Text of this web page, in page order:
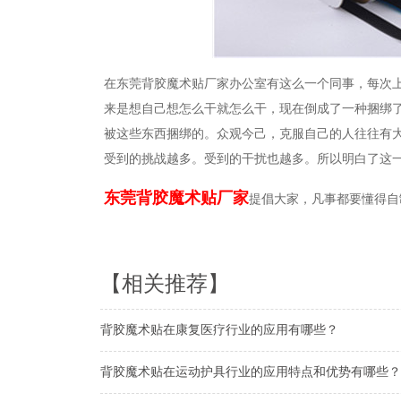
在东莞背胶魔术贴厂家办公室有这么一个同事，每
来是想自己想怎么干就怎么干，现在倒成了一种捆
被这些东西捆绑的。众观今己，克服自己的人往往
受到的挑战越多。受到的干扰也越多。所以明白了
东莞背胶魔术贴厂家提倡大家，凡事都要懂得
【相关推荐】
背胶魔术贴在康复医疗行业的应用有哪些？
背胶魔术贴在运动护具行业的应用特点和优势有哪些？